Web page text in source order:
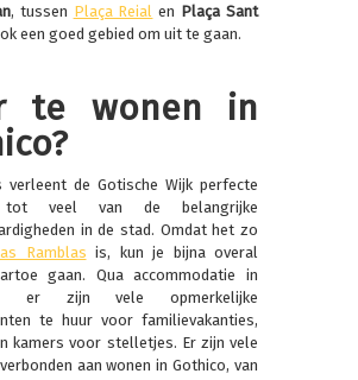
, tussen Plaça Reial en Plaça Sant
een goed gebied om uit te gaan.
te wonen in
verleent de Gotische Wijk perfecte
tot veel van de belangrijke
in de stad. Omdat het zo
Ramblas is, kun je bijna overal
gaan. Qua accommodatie in
er zijn vele opmerkelijke
te huur voor familievakanties,
kamers voor stelletjes. Er zijn vele
aan wonen in Gothico, van